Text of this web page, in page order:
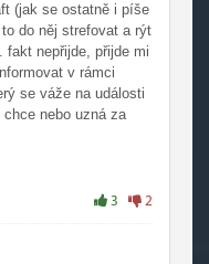
(jak se ostatně i píše
do něj strefovat a rýt
nepřijde, přijde mi
v rámci
se váže na události
nebo uzná za
posledních 6+ let tak
ohledně
zdraví bych mohl
:-)
3 2